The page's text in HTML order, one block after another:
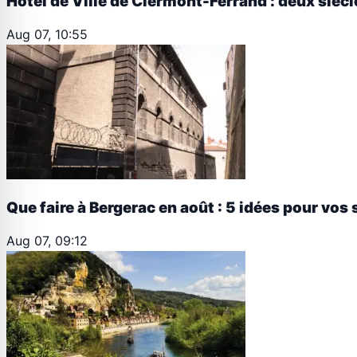
Aug 07, 10:55
Que faire à Bergerac en août : 5 idées pour vos
Aug 07, 09:12